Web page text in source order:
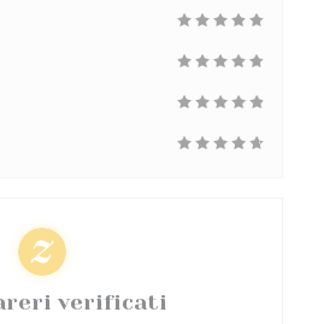
verificati